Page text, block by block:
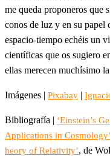
me queda proponeros que
conos de luz y en su papel
espacio-tiempo echéis un
científicas que os sugiero
ellas merecen muchísimo
Imágenes | Pixabay |
Bibliografía | ‘Einstein’s
Applications in Cosmology’
heory of Relativity’, de